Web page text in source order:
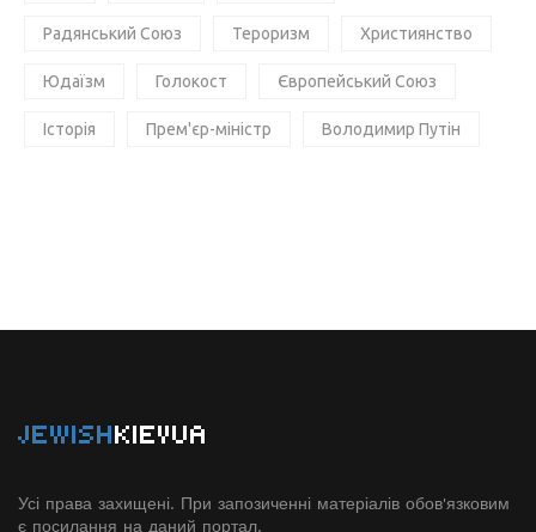
Радянський Союз Тероризм Християнство
Юдаїзм Голокост Європейський Союз
Історія Прем'єр-міністр Володимир Путін
JEWISHKIEVUA
Усі права захищені. При запозиченні матеріалів обов'язковим
є посилання на даний портал.